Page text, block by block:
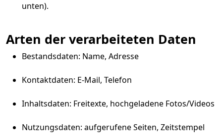
unten).
Arten der verarbeiteten Daten
Bestandsdaten: Name, Adresse
Kontaktdaten: E-Mail, Telefon
Inhaltsdaten: Freitexte, hochgeladene Fotos/Videos
Nutzungsdaten: aufgerufene Seiten, Zeitstempel